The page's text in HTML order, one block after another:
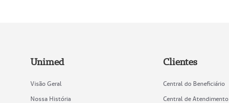
Unimed
Visão Geral
Nossa História
Clientes
Central do Beneficiário
Central de Atendimento